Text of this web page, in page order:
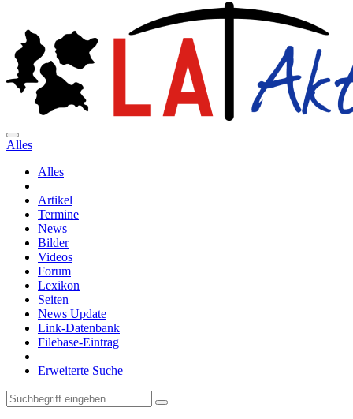
Alles
Alles
Artikel
Termine
News
Bilder
Videos
Forum
Lexikon
Seiten
News Update
Link-Datenbank
Filebase-Eintrag
Erweiterte Suche